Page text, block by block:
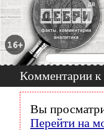
Комментарии к
Вы
Перейти на